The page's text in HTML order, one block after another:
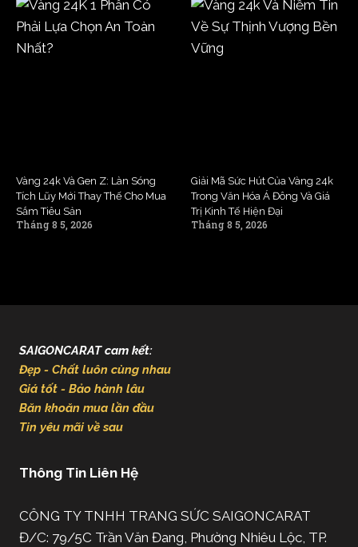
Vàng 24k Và Gen Z: Làn Sóng
Tích Lũy Mới Thay Thế Cho Mua
Sắm Tiêu Sản
Tháng 8 5, 2026
Giải Mã Sức Hút Của Vàng 24k
Trong Văn Hóa Á Đông Và Giá
Trị Kinh Tế Hiện Đại
Tháng 8 5, 2026
SAIGONCARAT cam kết:
Đẹp - Chất luôn cùng nhau
Giá tốt - Bảo hành lâu
Băn khoăn mua lần đầu
Tin yêu mãi về sau
Thông Tin Liên Hệ
CÔNG TY TNHH TRANG SỨC SAIGONCARAT
Đ/C: 79/5C Trần Văn Đang, Phường Nhiêu Lộc, TP.